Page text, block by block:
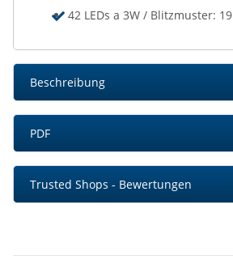
42 LEDs a 3W / Blitzmuster: 19
Beschreibung
PDF
Trusted Shops - Bewertungen